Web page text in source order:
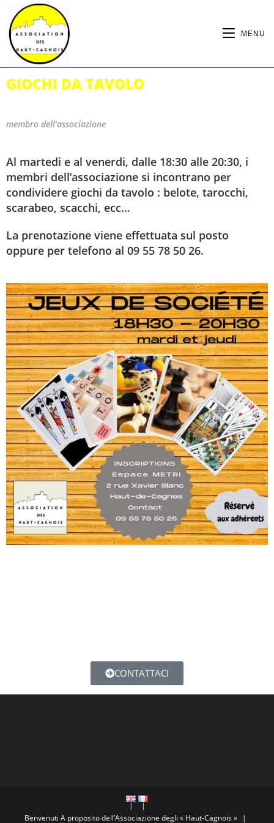
MENU
GIOCHI DA TAVOLO
membro dell’associazione
Al martedi e al venerdi, dalle 18:30 alle 20:30, i
membri dell’associazione si incontrano per
condividere giochi da tavolo : belote, tarocchi,
scarabeo, scacchi, ecc…
La prenotazione viene effettuata sul posto
oppure per telefono al 09 55 78 50 26.
CONTATTACI
Benvenuti A proposito dell’Associazione degli « Haut-Cagnois »